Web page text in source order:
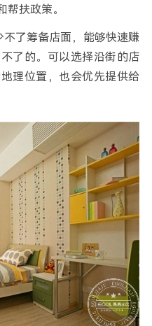
扶政策。
了筹备店面，能够快速赚
了的。可以选择沿街的店
理位置，也会优先提供给